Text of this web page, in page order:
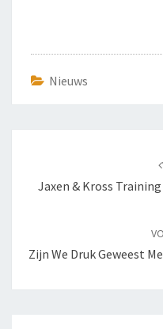
Nieuws
Jaxen & Kross
Zijn We Druk Geweest